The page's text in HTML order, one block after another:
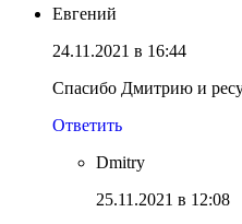
Евгений
24.11.2021 в 16:44
Спасибо Дмитрию и
Ответить
Dmitry
25.11.2021 в 12:08